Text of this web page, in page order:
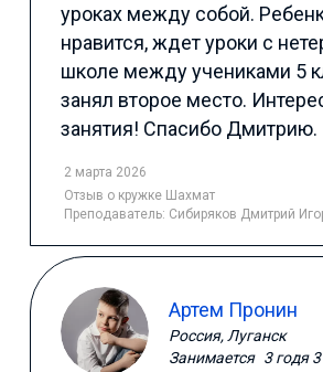
уроках между собой.
нравится, ждет уроки с
школе между учениками 5
занял второе место.
занятия! Спасибо Дмитрию.
2 марта 2026
Отзыв о кружке Шахмат
Преподаватель: Сибиряков Дмитрий
Артем Пронин
Россия, Луганск
Занимается 3 годя